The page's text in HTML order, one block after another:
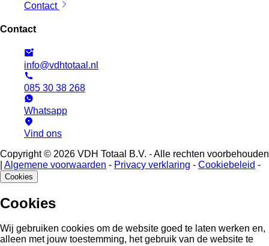
Contact
Contact
info@vdhtotaal.nl
085 30 38 268
Whatsapp
Vind ons
Copyright © 2026 VDH Totaal B.V. - Alle rechten voorbehouden
Algemene voorwaarden - Privacy verklaring - Cookiebeleid -
Cookies
Cookies
Wij gebruiken cookies om de website goed te laten werken en,
alleen met jouw toestemming, het gebruik van de website te